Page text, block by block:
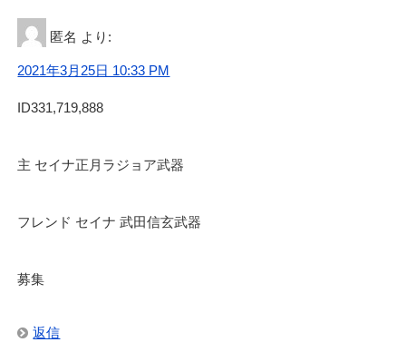
匿名 より:
2021年3月25日 10:33 PM
ID331,719,888
主 セイナ正月ラジョア武器
フレンド セイナ 武田信玄武器
募集
返信